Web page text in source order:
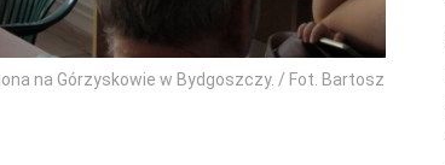
na Górzyskowie w Bydgoszczy. / Fot. Bartosz